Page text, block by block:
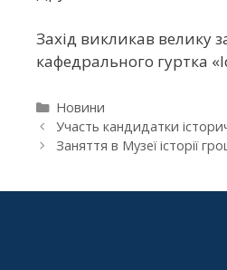
Захід викликав велику
кафедрального гуртка
Новини
Участь кандидатки
Заняття в Музеї історії